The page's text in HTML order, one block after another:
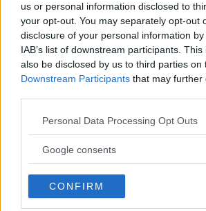
us or personal information disclosed to
your opt-out. You may separately opt-out
disclosure of your personal information
IAB’s list of downstream participants.
also be disclosed by us to third parties on
Downstream Participants that may further
Please note that this website/app uses
not limited to your visit or usage
use your data for below specified
consent section.
Personal Data Processing Opt Outs
Google consents
CONFIRM
Text
Fredrik Diits Vikström
Fotograf
Fredrik Diits Vikström
Det här är en låst artikel.
att fortsätta läsa.